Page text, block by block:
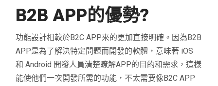
B2B APP的優勢?
功能設計相較於B2C APP來的更加直接明確。因為B2B
APP是為了解決特定問題而開發的軟體，意味著 iOS
和 Android 開發人員清楚瞭解APP的目的和需求，這樣
能使他們一次開發所需的功能，不太需要像B2C APP